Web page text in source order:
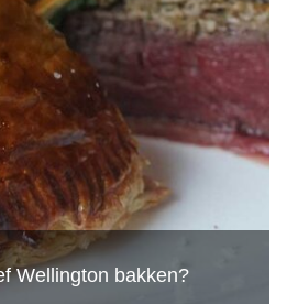
Wellington bakken?